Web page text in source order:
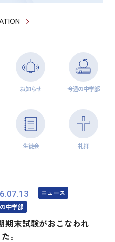
お知らせ 今週の中学部
生徒会 礼拝
ニュース
中学部
期末試験がおこなわれ
。